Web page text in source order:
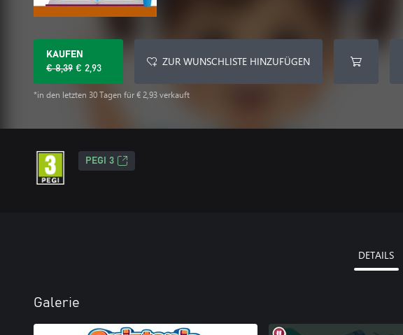
KAUFEN
€ 8,39 € 2,93
*in den letzten 30 Tagen für € 2,93 verkauft
ZUR WUNSCHLISTE HINZUFÜGEN
PEGI 3
DETAILS
Galerie